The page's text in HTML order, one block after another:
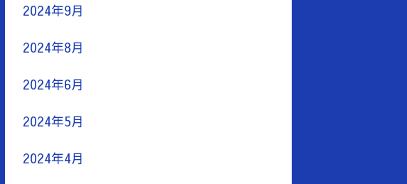
2024年9月
2024年8月
2024年6月
2024年5月
2024年4月